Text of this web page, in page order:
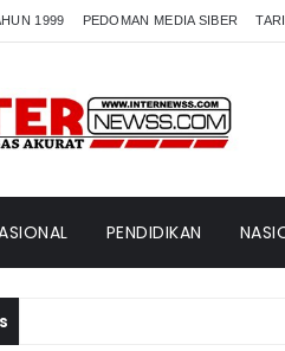
1999 PEDOMAN MEDIA SIBER
PENDIDIKAN